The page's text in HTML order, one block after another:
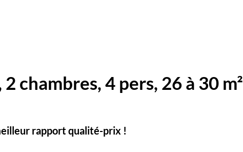
chambres, 4 pers, 26 à 30 m²
rapport qualité-prix !